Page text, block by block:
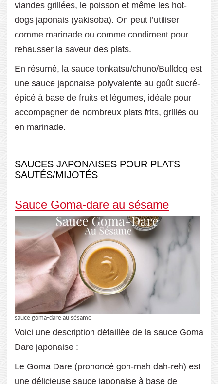
viandes grillées, le poisson et même les hot-
dogs japonais (yakisoba). On peut l’utiliser
comme marinade ou comme condiment pour
rehausser la saveur des plats.
En résumé, la sauce tonkatsu/chuno/Bulldog est
une sauce japonaise polyvalente au goût sucré-
épicé à base de fruits et légumes, idéale pour
accompagner de nombreux plats frits, grillés ou
en marinade.
SAUCES JAPONAISES POUR PLATS
SAUTÉS/MIJOTÉS
Sauce Goma-dare au sésame
sauce goma-dare au sésame
Voici une description détaillée de la sauce Goma
Dare japonaise :
Le Goma Dare (prononcé goh-mah dah-reh) est
une délicieuse sauce japonaise à base de